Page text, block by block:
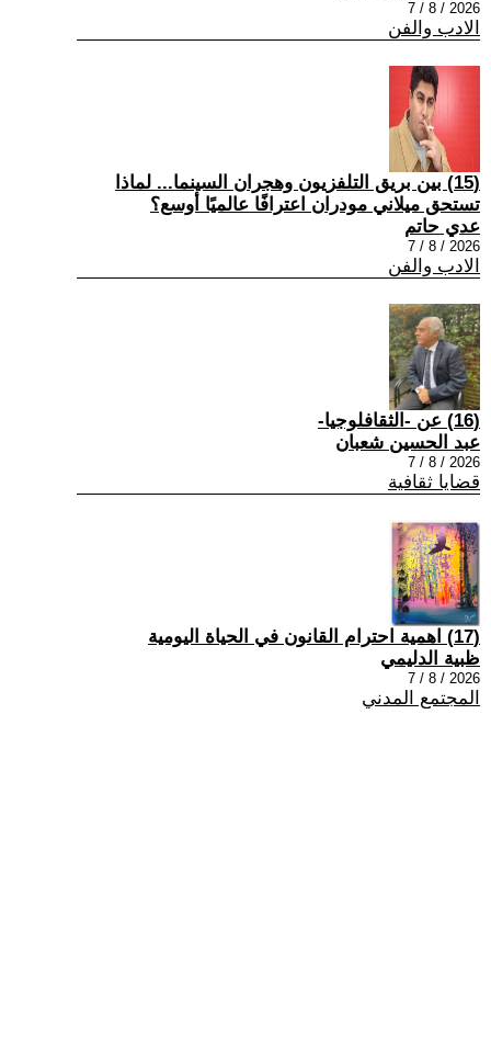
2026 / 8 / 7
الادب والفن
(15) بين بريق التلفزيون وهجران السينما... لماذا
تستحق ميلاني مودران اعترافًا عالميًا أوسع؟
عدي حاتم
2026 / 8 / 7
الادب والفن
(16) عن -الثقافلوجيا-
عبد الحسين شعبان
2026 / 8 / 7
قضايا ثقافية
(17) اهمية احترام القانون في الحياة اليومية
ظبية الدليمي
2026 / 8 / 7
المجتمع المدني